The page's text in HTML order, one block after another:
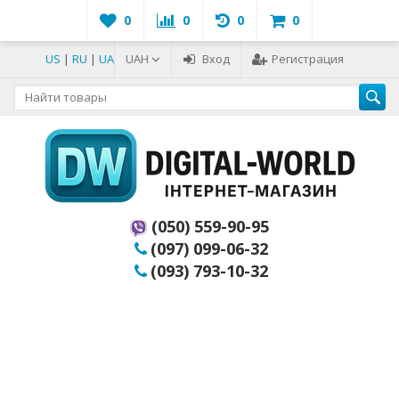
0 0 0 0
US | RU | UA UAH Вход Регистрация
(050) 559-90-95
(097) 099-06-32
(093) 793-10-32